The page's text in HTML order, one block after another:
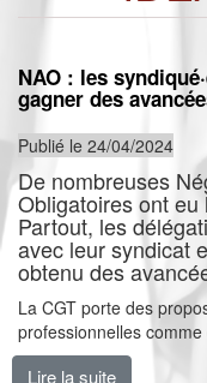
NAO : les
gagner des
Publié le 24/04/2024
De nombreuses
Obligatoires ont
Partout, les
avec leur syndicat
obtenu des
La CGT porte des
professionnelles
Lire la suite